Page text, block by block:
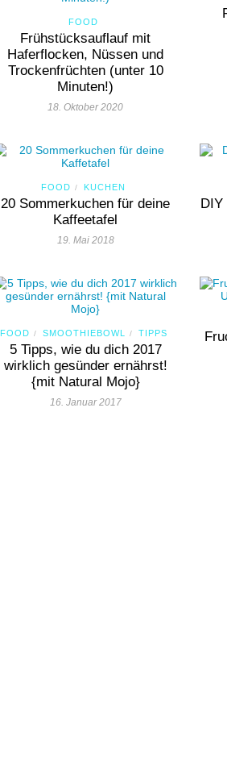
FOOD
Frühstücksauflauf mit
Haferflocken, Nüssen und
Trockenfrüchten (unter 10
Minuten!)
18. Oktober 2020
FOOD / KUCHEN
20 Sommerkuchen für deine
Kaffeetafel
19. Mai 2018
DIY
FOOD / SMOOTHIEBOWL / TIPPS
5 Tipps, wie du dich 2017
wirklich gesünder ernährst!
{mit Natural Mojo}
16. Januar 2017